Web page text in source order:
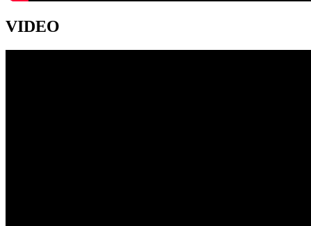
VIDEO